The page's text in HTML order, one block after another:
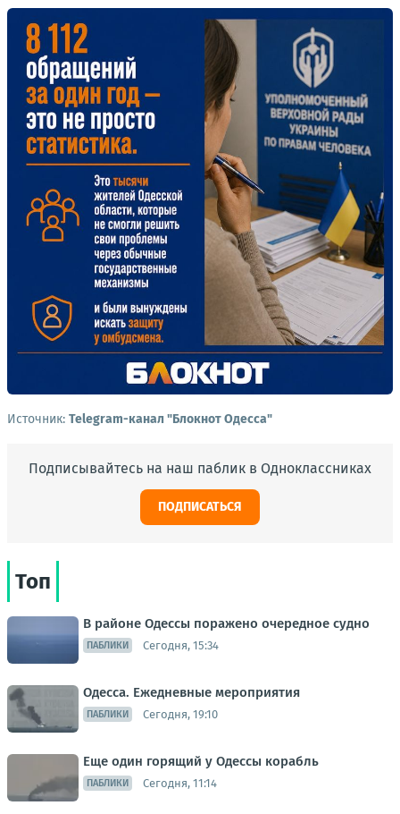
Источник: Telegram-канал "Блокнот Одесса"
Подписывайтесь на наш паблик в Одноклассниках
ПОДПИСАТЬСЯ
Топ
В районе Одессы поражено очередное судно
ПАБЛИКИ Сегодня, 15:34
Одесса. Ежедневные мероприятия
ПАБЛИКИ Сегодня, 19:10
Еще один горящий у Одессы корабль
ПАБЛИКИ Сегодня, 11:14